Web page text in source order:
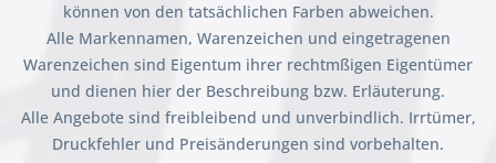
können von den tatsächlichen Farben abweichen.
Alle Markennamen, Warenzeichen und eingetragenen
Warenzeichen sind Eigentum ihrer rechtmßigen Eigentümer
und dienen hier der Beschreibung bzw. Erläuterung.
Alle Angebote sind freibleibend und unverbindlich. Irrtümer,
Druckfehler und Preisänderungen sind vorbehalten.